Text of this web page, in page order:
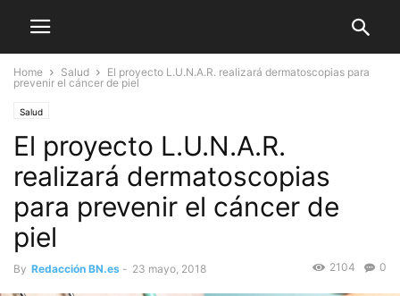
Home Salud
El proyecto L.U.N.A.R. realizará dermatoscopias para
prevenir el cáncer de piel
Salud
El proyecto L.U.N.A.R.
realizará dermatoscopias
para prevenir el cáncer de
piel
By Redacción BN.es - 23 mayo, 2018 0
2104